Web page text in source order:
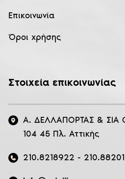
Επικοινωνία
Όροι χρήσης
Στοιχεία επικοινωνίας
Α. ΔΕΛΛΑΠΟΡΤΑΣ & ΣΙΑ
104 45 Πλ. Αττικής
210.8218922 -